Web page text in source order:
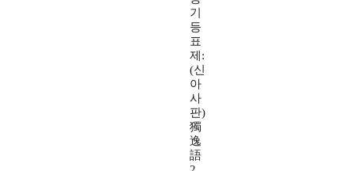
기
등
표
제:
(신
아
사
판)
獨
逸
語